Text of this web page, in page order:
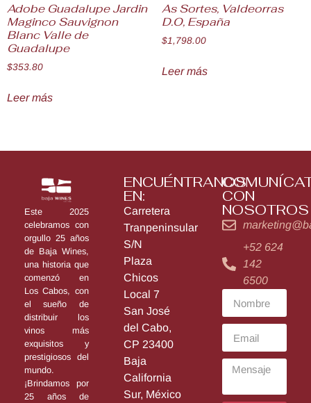
Adobe Guadalupe Jardin
Maginco Sauvignon
Blanc Valle de
Guadalupe
$353.80
Leer más
As Sortes, Valdeorras
D.O, España
$1,798.00
Leer más
Este 2025
celebramos con
orgullo 25 años
de Baja Wines,
una historia que
comenzó en
Los Cabos, con
el sueño de
distribuir los
vinos más
exquisitos y
prestigiosos del
mundo.
¡Brindamos por
25 años de
ENCUÉNTRANOS
EN:
Carretera
Tranpeninsular
S/N
Plaza
Chicos
Local 7
San José
del Cabo,
CP 23400
Baja
California
Sur, México
CON
NOSOTROS
+52 624
142
6500